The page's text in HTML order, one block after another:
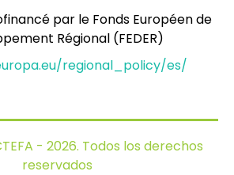
par le Fonds Européen de
Régional (FEDER)
regional_policy/es/
- 2026. Todos los derechos
reservados